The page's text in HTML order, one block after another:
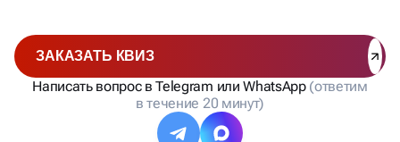
ЗАКАЗАТЬ КВИЗ
Написать вопрос в Telegram или WhatsApp (ответим
в течение 20 минут)